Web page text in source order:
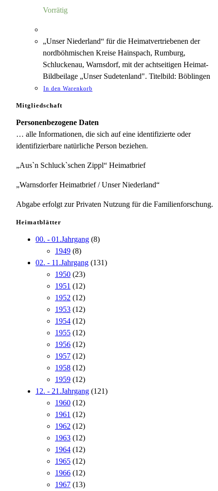
Vorrätig
„Unser Niederland“ für die Heimatvertriebenen der
nordböhmischen Kreise Hainspach, Rumburg,
Schluckenau, Warnsdorf, mit der achtseitigen Heimat-
Bildbeilage „Unser Sudetenland". Titelbild: Böblingen
In den Warenkorb
Mitgliedschaft
Personenbezogene Daten
… alle Informationen, die sich auf eine identifizierte oder
identifizierbare natürliche Person beziehen.
„Aus`n Schluck`schen Zippl“ Heimatbrief
„Warnsdorfer Heimatbrief / Unser Niederland“
Abgabe erfolgt zur Privaten Nutzung für die Familienforschung.
Heimatblätter
00. - 01.Jahrgang (8)
1949 (8)
02. - 11.Jahrgang (131)
1950 (23)
1951 (12)
1952 (12)
1953 (12)
1954 (12)
1955 (12)
1956 (12)
1957 (12)
1958 (12)
1959 (12)
12. - 21.Jahrgang (121)
1960 (12)
1961 (12)
1962 (12)
1963 (12)
1964 (12)
1965 (12)
1966 (12)
1967 (13)